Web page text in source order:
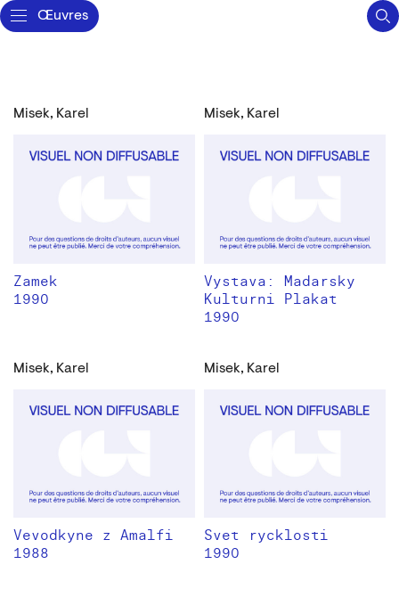
Œuvres
Misek, Karel
Zamek
1990
Misek, Karel
Vystava: Madarsky
Kulturni Plakat
1990
Misek, Karel
Vevodkyne z Amalfi
1988
Misek, Karel
Svet rycklosti
1990